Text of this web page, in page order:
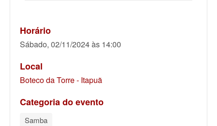
Horário
Sábado, 02/11/2024 às 14:00
Local
Boteco da Torre - Itapuã
Categoria do evento
Samba